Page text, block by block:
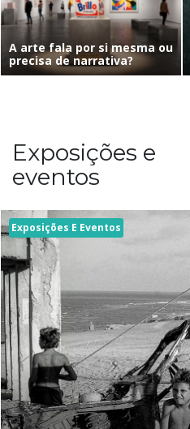
A arte fala por si mesma ou
precisa de narrativa?
Exposições e
eventos
Exposições E Eventos